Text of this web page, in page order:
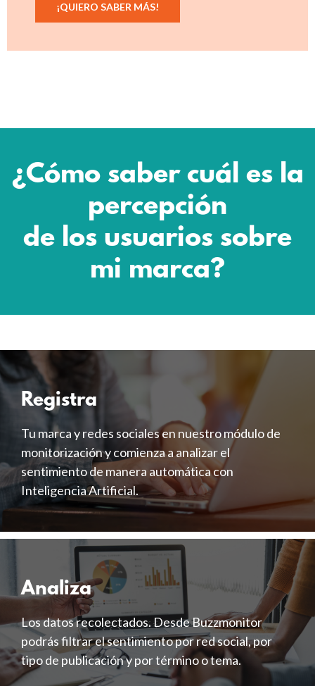
¡QUIERO SABER MÁS!
¿Cómo saber cuál es la
percepción
de los usuarios sobre
mi marca?
Registra
Tu marca y redes sociales en nuestro módulo de
monitorización y comienza a analizar el
sentimiento de manera automática con
Inteligencia Artificial.
Analiza
Los datos recolectados. Desde Buzzmonitor
podrás filtrar el sentimiento por red social, por
tipo de publicación y por término o tema.